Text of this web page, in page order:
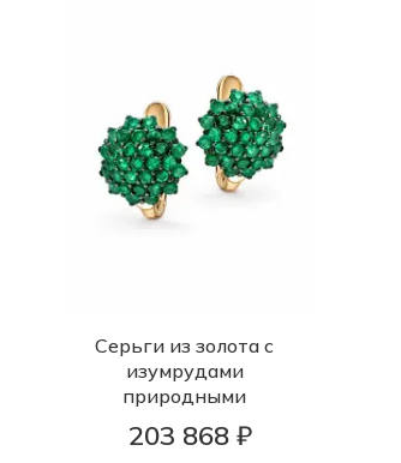
Серьги из золота с
изумрудами
природными
203 868 ₽